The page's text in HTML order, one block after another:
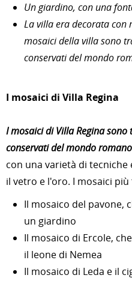
Un giardino, con una
La villa era decorata con
mosaici della villa sono
conservati del mondo
I mosaici di Villa Regina
I mosaici di Villa Regina
conservati del mondo romano
con una varietà di
il vetro e l'oro. I mosaici
Il mosaico del pavone,
un giardino
Il mosaico di Ercole,
il leone di Nemea
Il mosaico di Leda e il